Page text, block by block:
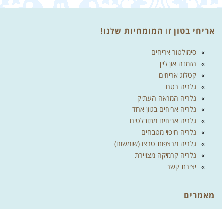
אריחי בטון זו המומחיות שלנו!
סימולטור אריחים
הזמנה און ליין
קטלוג אריחים
גלריה רטרו
גלריה המראה העתיק
גלריה אריחים בגוון אחד
גלריה אריחים מתובלטים
גלריה חיפוי מטבחים
גלריה מרצפות טרצו (שומשום)
גלריה קרמיקה מצויירת
יצירת קשר
מאמרים